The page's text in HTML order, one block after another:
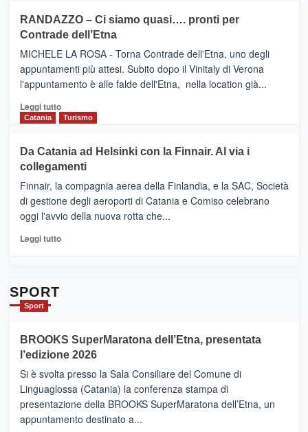
IL
NUOVO
SUMMER
CLUB
VIAGRANDE
(Ct)
–
Benanti
presenta
“Vino
&
Cultura
tappe
dell’enoturismo
RANDAZZO – Ci siamo quasi…. pronti per
Contrade dell’Etna
MICHELE LA ROSA - Torna Contrade dell'Etna, uno degli
appuntamenti più attesi. Subito dopo il Vinitaly di Verona
l'appuntamento è alle falde dell'Etna, nella location già...
Leggi tuttoLeggi
di
RANDAZZO
–
Ci
siamo
quasi….
pronti
per
Catania Turismo
Da Catania ad Helsinki con la Finnair. Al via i
collegamenti
Finnair, la compagnia aerea della Finlandia, e la SAC, Società
di gestione degli aeroporti di Catania e Comiso celebrano
oggi l'avvio della nuova rotta che...
Leggi tuttoLeggi
con
la
Al
via
i
collegamenti
SPORT
Sport
BROOKS SuperMaratona dell’Etna, presentata
l’edizione 2026
Si è svolta presso la Sala Consiliare del Comune di
Linguaglossa (Catania) la conferenza stampa di
presentazione della BROOKS SuperMaratona dell’Etna, un
appuntamento destinato a...